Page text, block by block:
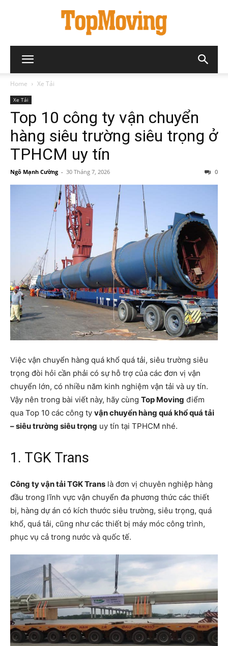
Home Xe Tải
Xe Tải
Top 10 công ty vận chuyển
hàng siêu trường siêu trọng ở
TPHCM uy tín
Ngô Mạnh Cường - 30 Tháng 7, 2026 0
Việc vận chuyển hàng quá khổ quá tải, siêu trường siêu
trọng đòi hỏi cần phải có sự hỗ trợ của các đơn vị vận
chuyển lớn, có nhiều năm kinh nghiệm vận tải và uy tín.
Vậy nên trong bài viết này, hãy cùng Top Moving điểm
qua Top 10 các công ty vận chuyển hàng quá khổ quá tải
– siêu trường siêu trọng uy tín tại TPHCM nhé.
1. TGK Trans
Công ty vận tải TGK Trans là đơn vị chuyên nghiệp hàng
đầu trong lĩnh vực vận chuyển đa phương thức các thiết
bị, hàng dự án có kích thước siêu trường, siêu trọng, quá
khổ, quá tải, cũng như các thiết bị máy móc công trình,
phục vụ cả trong nước và quốc tế.